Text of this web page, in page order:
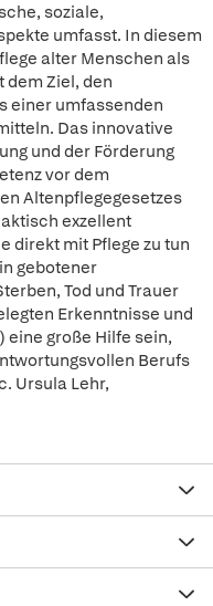
soziale,
umfasst. In diesem
alter Menschen als
Ziel, den
einer umfassenden
Das innovative
und der Förderung
vor dem
Altenpflegegesetzes
exzellent
direkt mit Pflege zu tun
gebotener
Tod und Trauer
Erkenntnisse und
eine große Hilfe sein,
Berufs
Ursula Lehr,